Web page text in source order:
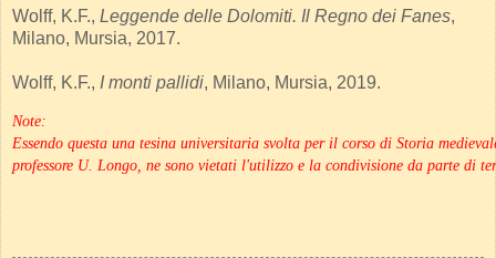
Wolff, K.F., Leggende delle Dolomiti. Il Regno dei Fanes,
Milano, Mursia, 2017.
Wolff, K.F., I monti pallidi, Milano, Mursia, 2019.
Note:
Essendo questa una tesina universitaria svolta per il corso di Storia
professore U. Longo, ne sono vietati l'utilizzo e la condivisione da parte di